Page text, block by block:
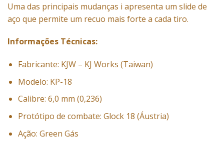
Uma das principais mudanças i apresenta um slide de
aço que permite um recuo mais forte a cada tiro.
Informações Técnicas:
Fabricante: KJW – KJ Works (Taiwan)
Modelo: KP-18
Calibre: 6,0 mm (0,236)
Protótipo de combate: Glock 18 (Áustria)
Ação: Green Gás